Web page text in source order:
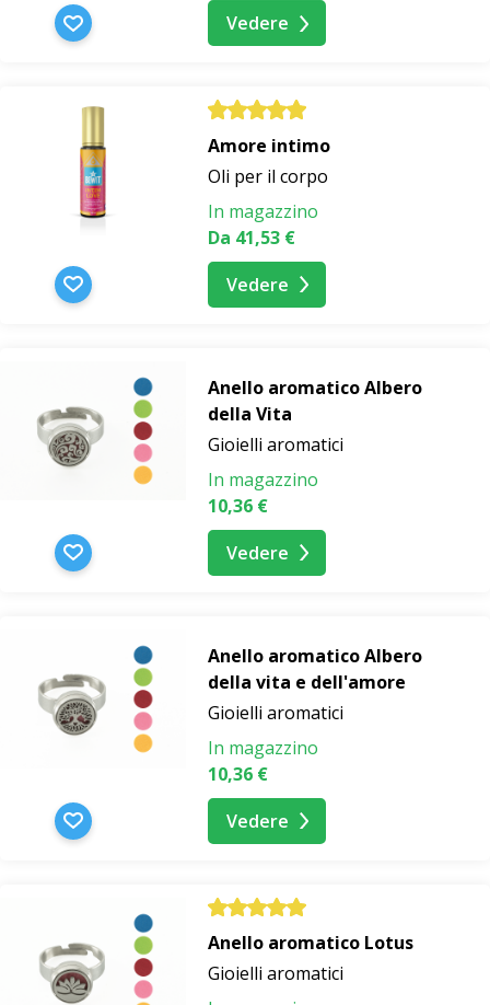
Vedere
Amore intimo
Oli per il corpo
In magazzino
Da 41,53 €
Vedere
Anello aromatico Albero
della Vita
Gioielli aromatici
In magazzino
10,36 €
Vedere
Anello aromatico Albero
della vita e dell'amore
Gioielli aromatici
In magazzino
10,36 €
Vedere
Anello aromatico Lotus
Gioielli aromatici